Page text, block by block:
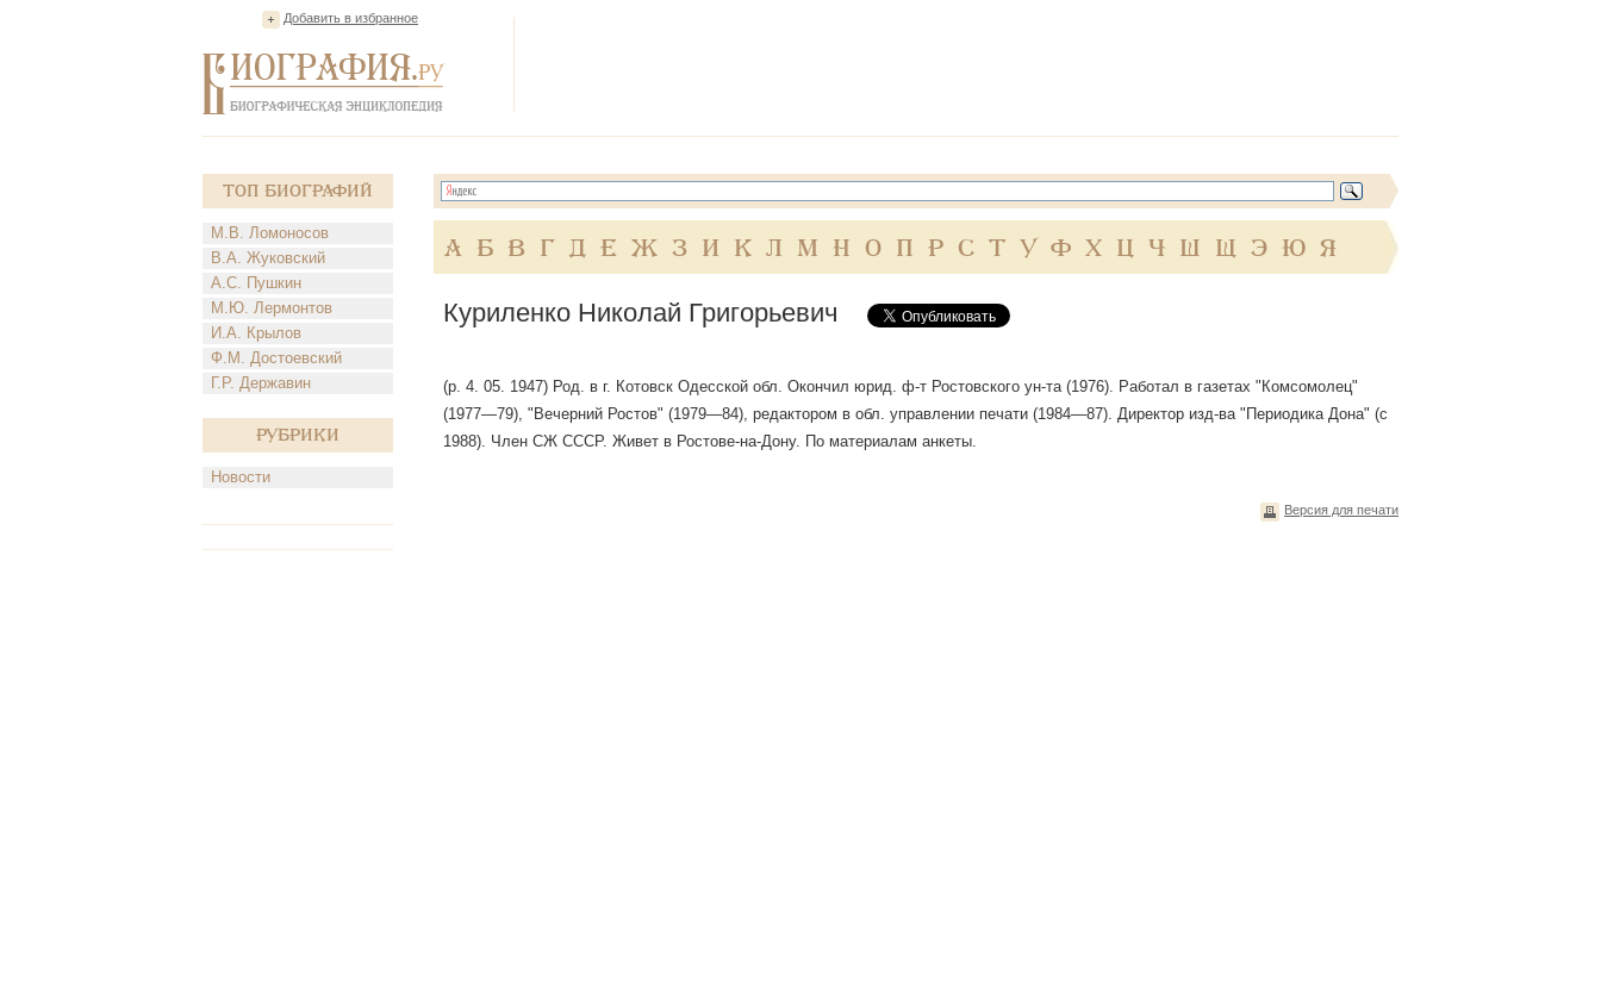
Добавить в избранное
Топ Биографий
М.В. Ломоносов
В.А. Жуковский
А.С. Пушкин
М.Ю. Лермонтов
И.А. Крылов
Ф.М. Достоевский
Г.Р. Державин
Рубрики
Новости
А Б В Г Д Е Ж З И К Л М Н О П Р С Т У Ф Х Ц Ч Ш Щ Э Ю Я
Куриленко Николай Григорьевич
(р. 4. 05. 1947) Род. в г. Котовск Одесской обл. Окончил юрид. ф-т Ростовского ун-та (1976). Работал в газетах "Комсомолец"
(1977—79), "Вечерний Ростов" (1979—84), редактором в обл. управлении печати (1984—87). Директор изд-ва "Периодика Дона" (с
1988). Член СЖ СССР. Живет в Ростове-на-Дону. По материалам анкеты.
Версия для печати